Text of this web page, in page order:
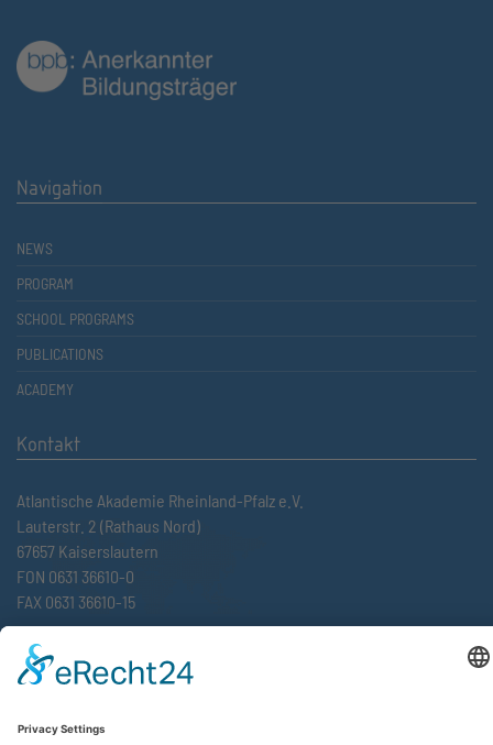
Navigation
NEWS
PROGRAM
SCHOOL PROGRAMS
PUBLICATIONS
ACADEMY
Kontakt
Atlantische Akademie Rheinland-Pfalz e.V.
Lauterstr. 2 (Rathaus Nord)
67657 Kaiserslautern
FON 0631 36610-0
FAX 0631 36610-15
©2026 Atlantische Akademie Rheinland-Pfalz e. V. |